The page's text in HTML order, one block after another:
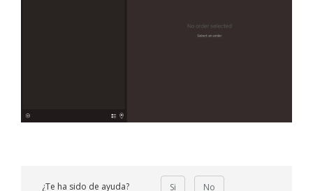
¿Te ha sido de ayuda? Si No